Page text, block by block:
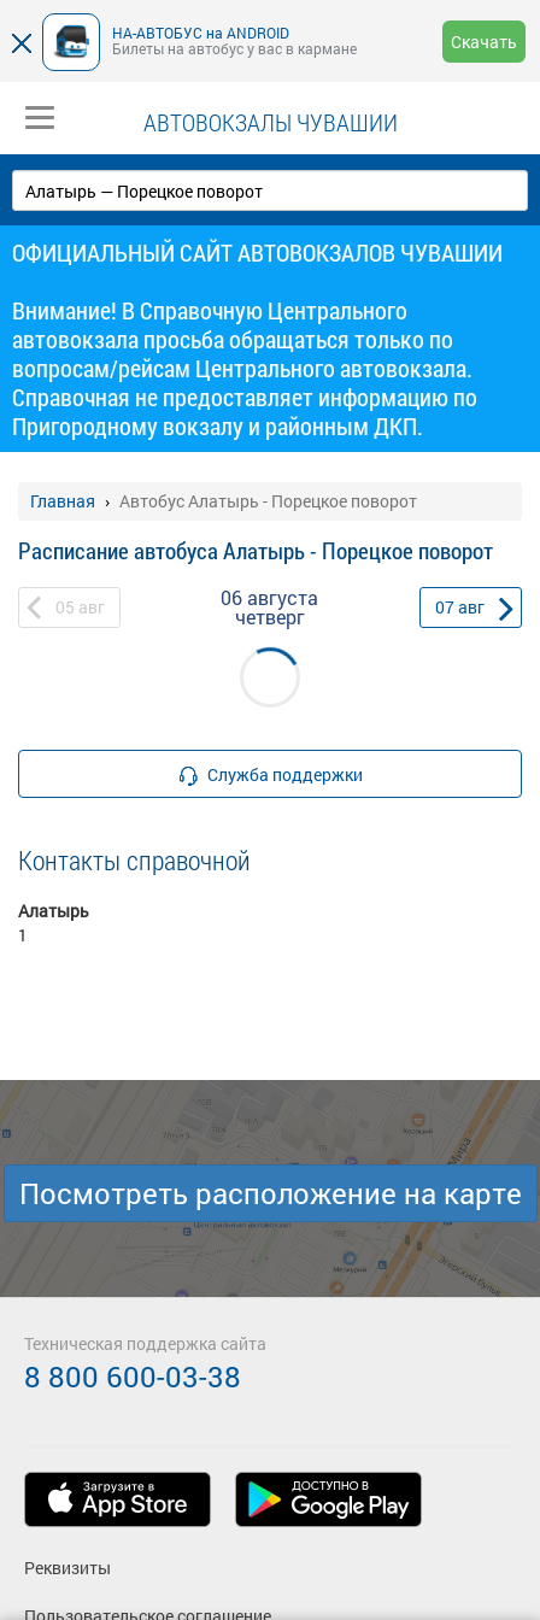
НА-АВТОБУС на ANDROID
Билеты на автобус у вас в кармане
Скачать
АВТОВОКЗАЛЫ ЧУВАШИИ
ОФИЦИАЛЬНЫЙ САЙТ АВТОВОКЗАЛОВ ЧУВАШИИ
Внимание! В Справочную Центрального
автовокзала просьба обращаться только по
вопросам/рейсам Центрального автовокзала.
Справочная не предоставляет информацию по
Пригородному вокзалу и районным ДКП.
Главная Автобус Алатырь - Порецкое поворот
Расписание автобуса Алатырь - Порецкое поворот
05 авг 06 августа
четверг 07авг
Служба поддержки
Контакты справочной
Алатырь
1
Посмотреть расположение на карте
Реквизиты
Техническая поддержка сайта
8 800 600-03-38